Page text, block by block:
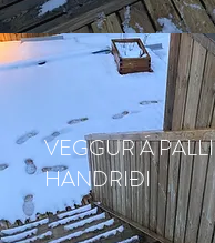
VEGGUR Á
HANDRIÐI